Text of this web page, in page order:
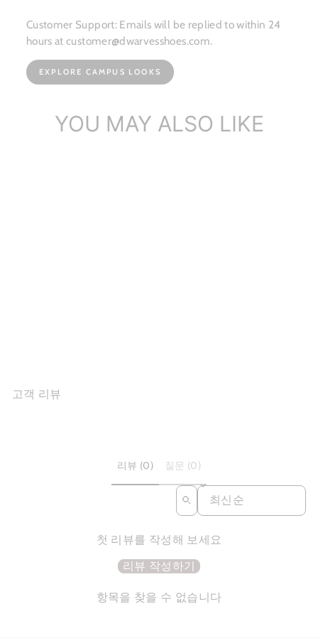
Customer Support: Emails will be replied to within 24
hours at customer@dwarvesshoes.com.
EXPLORE CAMPUS LOOKS
YOU MAY ALSO LIKE
고객 리뷰
리뷰 (0) 질문 (0)
SORT REVIEWS BY
첫 리뷰를 작성해 보세요
리뷰 작성하기
항목을 찾을 수 없습니다